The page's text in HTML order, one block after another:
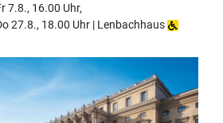
7.8., 16.00 Uhr,
27.8., 18.00 Uhr | Lenbachhaus